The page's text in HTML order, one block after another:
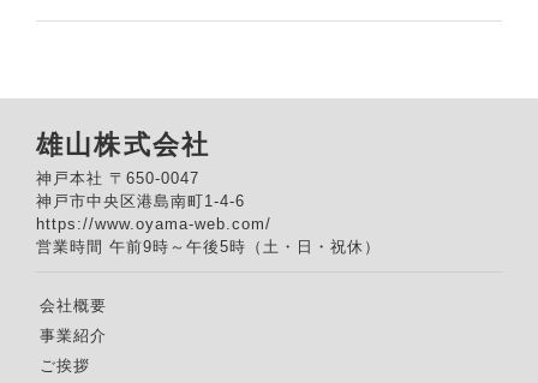
雄山株式会社
神戸本社 〒650-0047
神戸市中央区港島南町1-4-6
https://www.oyama-web.com/
営業時間 午前9時～午後5時（土・日・祝休）
会社概要
事業紹介
ご挨拶